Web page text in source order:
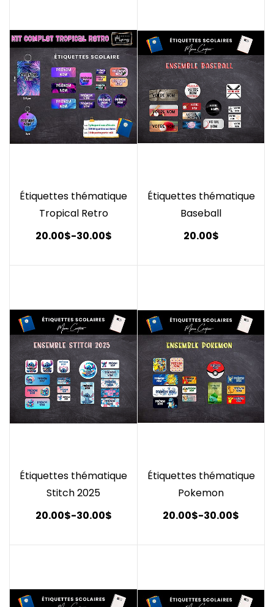
Étiquettes thématique
Tropical Retro
20.00$-30.00$
Étiquettes thématique
Baseball
20.00$
Étiquettes thématique
Stitch 2025
20.00$-30.00$
Étiquettes thématique
Pokemon
20.00$-30.00$